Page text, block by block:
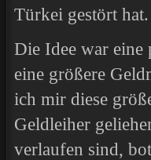
Türkei gestört hat.
Die Idee war eine
eine größere
ich mir diese
Geldleiher
verlaufen sind,